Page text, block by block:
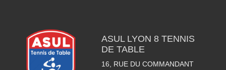
ASUL LYON 8 TENNIS
DE TABLE
16, RUE DU COMMANDANT